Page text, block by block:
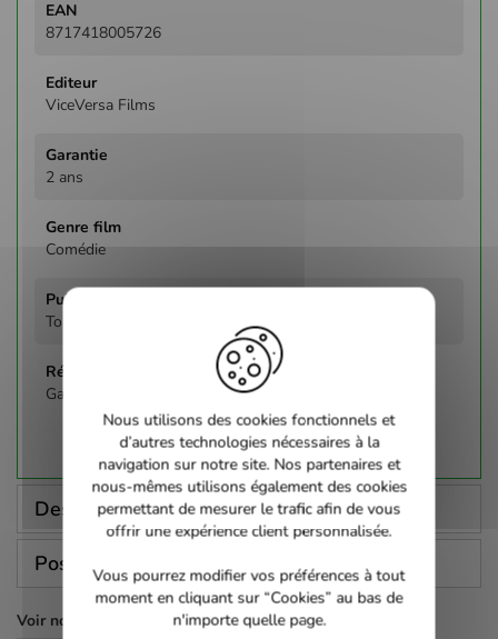
8717418005726
ViceVersa Films
2 ans
Comédie
Tous publics
Gabriele Muccino
Description
Poser une question
Voir nos autres pages :
Nous utilisons des cookies fonctionnels et
d’autres technologies nécessaires à la
navigation sur notre site. Nos partenaires et
nous-mêmes utilisons également des cookies
permettant de mesurer le trafic afin de vous
offrir une expérience client personnalisée.
Vous pourrez modifier vos préférences à tout
moment en cliquant sur “Cookies” au bas de
n'importe quelle page.